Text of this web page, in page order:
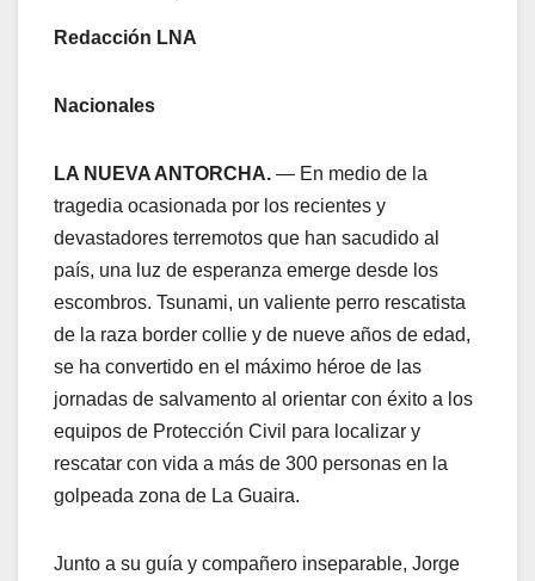
Redacción LNA
Nacionales
LA NUEVA ANTORCHA. — En medio de la
tragedia ocasionada por los recientes y
devastadores terremotos que han sacudido al
país, una luz de esperanza emerge desde los
escombros. Tsunami, un valiente perro rescatista
de la raza border collie y de nueve años de edad,
se ha convertido en el máximo héroe de las
jornadas de salvamento al orientar con éxito a los
equipos de Protección Civil para localizar y
rescatar con vida a más de 300 personas en la
golpeada zona de La Guaira.
​Junto a su guía y compañero inseparable, Jorge